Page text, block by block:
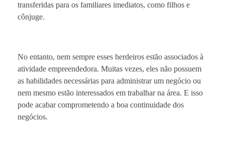
transferidas para os familiares imediatos, como filhos e
cônjuge.
No entanto, nem sempre esses herdeiros estão associados à
atividade empreendedora. Muitas vezes, eles não possuem
as habilidades necessárias para administrar um negócio ou
nem mesmo estão interessados ​​em trabalhar na área. E isso
pode acabar comprometendo a boa continuidade dos
negócios.